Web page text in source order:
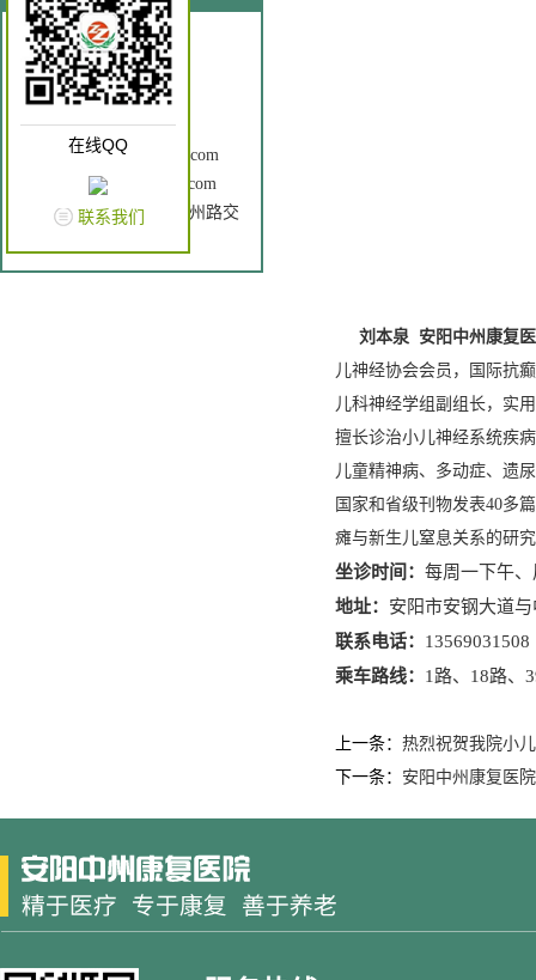
刘本泉 安阳中州康复
儿神经协会会员，国际抗
儿科神经学组副组长，实
擅长诊治小儿神经系统疾
儿童精神病、多动症、遗
国家和省级刊物发表40多
瘫与新生儿窒息关系的研
坐诊时间： 每周一下午
地址： 安阳市安钢大道
联系电话：
乘车路线： 1 路、 18路、
上一条： 热烈祝贺我院小
下一条： 安阳中州康复医
联系人：刘院长
手 机：18637262866
电 话：0372-3196120
Q Q： 2602760196
邮 箱：ayzzkfyy@163.com
网 址：www.ayzzkfyy.com
地 址： 安钢大道与中州路交
在线QQ
联系我们